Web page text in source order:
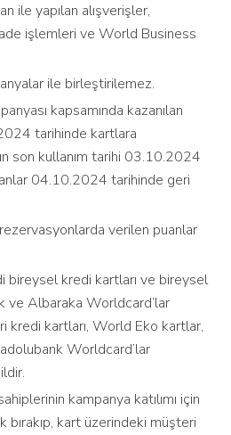
ile yapılan alışverişler,
işlemleri ve World Business
ile birleştirilemez.
kapsamında kazanılan
tarihinde kartlara
son kullanım tarihi 03.10.2024
04.10.2024 tarihinde geri
verilen puanlar
bireysel kredi kartları ve bireysel
ve Albaraka Worldcard’lar
kredi kartları, World Eko kartlar,
Worldcard’lar
kampanya katılımı için
bırakıp, kart üzerindeki müşteri